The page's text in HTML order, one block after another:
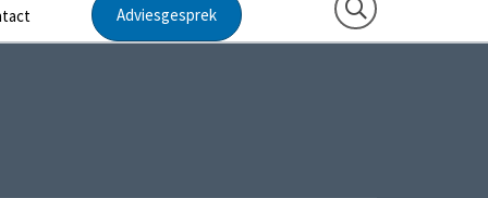
Adviesgesprek